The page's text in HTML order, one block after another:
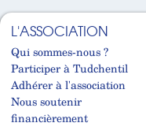
L'ASSOCIATION
Qui sommes-nous ?
Participer à Tudchentil
Adhérer à l'association
Nous soutenir
financièrement